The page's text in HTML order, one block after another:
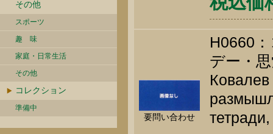
その他
スポーツ
趣 味
家庭・日常生活
その他
コレクション
準備中
要問い合わせ
H0660
デー・